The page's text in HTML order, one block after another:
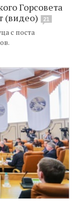
Горсовета
(видео)
21
с поста